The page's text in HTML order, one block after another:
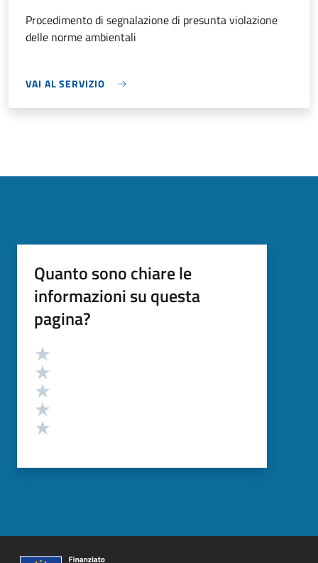
Procedimento di segnalazione di presunta violazione
delle norme ambientali
VAI AL SERVIZIO
Quanto sono chiare le
informazioni su questa
pagina?
Valutazione